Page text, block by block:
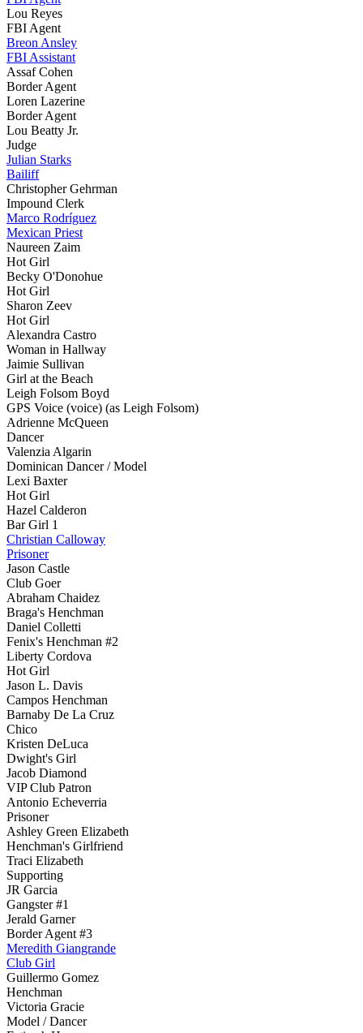
Lou Reyes
FBI Agent
Breon Ansley
FBI Assistant
Assaf Cohen
Border Agent
Loren Lazerine
Border Agent
Lou Beatty Jr.
Judge
Julian Starks
Bailiff
Christopher Gehrman
Impound Clerk
Marco Rodríguez
Mexican Priest
Naureen Zaim
Hot Girl
Becky O'Donohue
Hot Girl
Sharon Zeev
Hot Girl
Alexandra Castro
Woman in Hallway
Jaimie Sullivan
Girl at the Beach
Leigh Folsom Boyd
GPS Voice (voice) (as Leigh Folsom)
Adrienne McQueen
Dancer
Valenzia Algarin
Dominican Dancer / Model
Lexi Baxter
Hot Girl
Hazel Calderon
Bar Girl 1
Christian Calloway
Prisoner
Jason Castle
Club Goer
Abraham Chaidez
Braga's Henchman
Daniel Colletti
Fenix's Henchman #2
Liberty Cordova
Hot Girl
Jason L. Davis
Campos Henchman
Barnaby De La Cruz
Chico
Kristen DeLuca
Dwight's Girl
Jacob Diamond
VIP Club Patron
Antonio Echeverria
Prisoner
Ashley Green Elizabeth
Henchman's Girlfriend
Traci Elizabeth
Supporting
JR Garcia
Gangster #1
Jerald Garner
Border Agent #3
Meredith Giangrande
Club Girl
Guillermo Gomez
Henchman
Victoria Gracie
Model / Dancer